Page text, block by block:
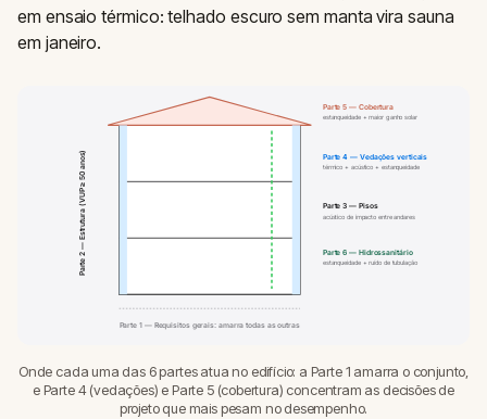
em ensaio térmico: telhado escuro sem manta vira sauna
em janeiro.
Parte 5 — Cobertura
estanqueidade + maior ganho solar
Parte 4 — Vedações verticais
térmico + acústico + estanqueidade
Parte 3 — Pisos
acústico de impacto entre andares
Parte 6 — Hidrossanitário
estanqueidade + ruído de tubulação
Parte 2 — Estrutura (VUP ≥ 50 anos)
Parte 1 — Requisitos gerais: amarra todas as outras
Onde cada uma das 6 partes atua no edifício: a Parte 1 amarra o conjunto,
e Parte 4 (vedações) e Parte 5 (cobertura) concentram as decisões de
projeto que mais pesam no desempenho.